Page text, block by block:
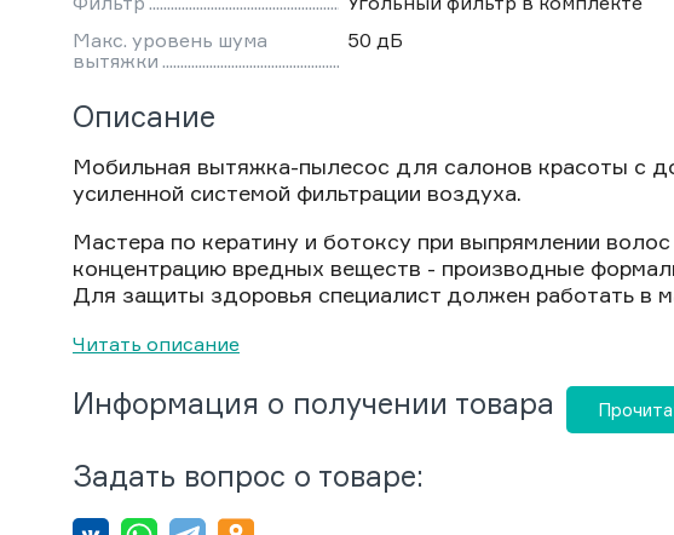
Макс. уровень шума
вытяжки
50 дБ
Описание
Мобильная вытяжка-пылесос для салонов красоты с
усиленной системой фильтрации воздуха.
Мастера по кератину и ботоксу при выпрямлении
концентрацию вредных веществ - производные
Для защиты здоровья специалист должен работать в
Читать описание
Информация о получении товара
Задать вопрос о товаре: